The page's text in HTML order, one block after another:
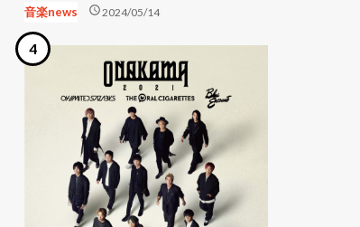
音楽news schedule2024/05/14